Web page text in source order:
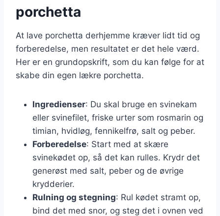
porchetta
At lave porchetta derhjemme kræver lidt tid og
forberedelse, men resultatet er det hele værd.
Her er en grundopskrift, som du kan følge for at
skabe din egen lækre porchetta.
Ingredienser: Du skal bruge en svinekam
eller svinefilet, friske urter som rosmarin og
timian, hvidløg, fennikelfrø, salt og peber.
Forberedelse: Start med at skære
svinekødet op, så det kan rulles. Krydr det
generøst med salt, peber og de øvrige
krydderier.
Rulning og stegning: Rul kødet stramt op,
bind det med snor, og steg det i ovnen ved